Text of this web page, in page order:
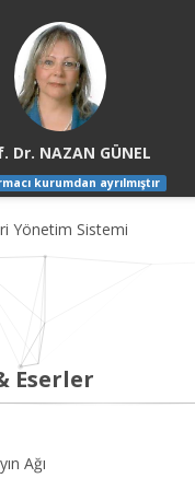
Dr. NAZAN GÜNEL
kurumdan ayrılmıştır
Yönetim Sistemi
Eserler
Ağı